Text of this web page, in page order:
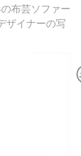
布芸ソファー
ザイナーの写